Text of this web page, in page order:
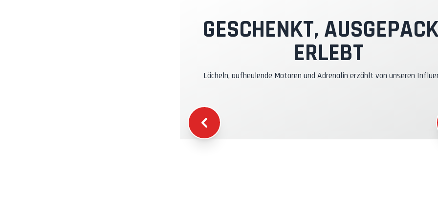
Kraftstoff
WCR-Gadgets
GESCHENKT,
ERLEBT
Lächeln, aufheulende Motoren und Adrenalin erzählt von unseren